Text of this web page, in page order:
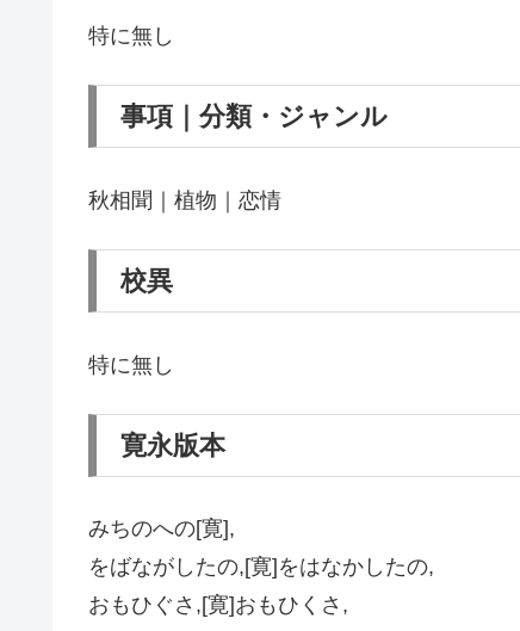
特に無し
事項｜分類・ジャンル
秋相聞｜植物｜恋情
校異
特に無し
寛永版本
みちのへの[寛],
をばながしたの,[寛]をはなかしたの,
おもひぐさ,[寛]おもひくさ,